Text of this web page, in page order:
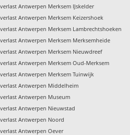
Antwerpen Merksem IJskelder
Antwerpen Merksem Keizershoek
Antwerpen Merksem Lambrechtshoeken
Antwerpen Merksem Merksemheide
Antwerpen Merksem Nieuwdreef
Antwerpen Merksem Oud-Merksem
Antwerpen Merksem Tuinwijk
Antwerpen Middelheim
Antwerpen Museum
Antwerpen Nieuwstad
Antwerpen Noord
Antwerpen Oever